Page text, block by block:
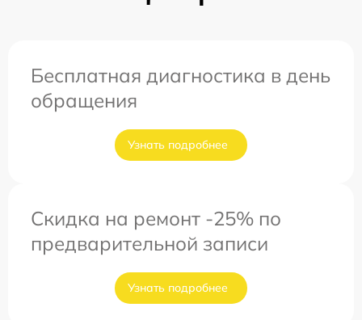
Бесплатная диагностика в день
обращения
Узнать подробнее
Скидка на ремонт -25% по
предварительной записи
Узнать подробнее